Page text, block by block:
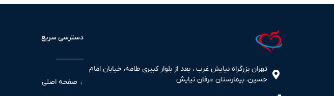
تهران بزرگراه نیایش غرب ، بعد از بلوار کبیری طامه، خیابان امام
حسین، بیمارستان عرفان نیایش
دسترسی سریع
صفحه اصلی